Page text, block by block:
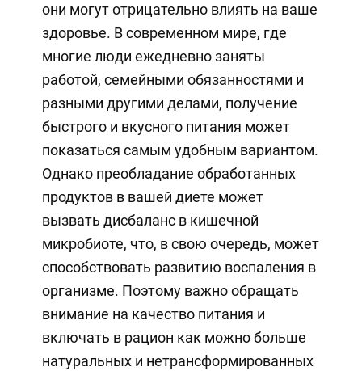
они могут отрицательно влиять на ваше
здоровье. В современном мире, где
многие люди ежедневно заняты
работой, семейными обязанностями и
разными другими делами, получение
быстрого и вкусного питания может
показаться самым удобным вариантом.
Однако преобладание обработанных
продуктов в вашей диете может
вызвать дисбаланс в кишечной
микробиоте, что, в свою очередь, может
способствовать развитию воспаления в
организме. Поэтому важно обращать
внимание на качество питания и
включать в рацион как можно больше
натуральных и нетрансформированных